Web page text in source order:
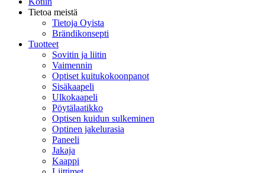
Tietoa meistä
Tietoja Oyista
Brändikonsepti
Tuotteet
Sovitin ja liitin
Vaimennin
Optiset kuitukokoonpanot
Sisäkaapeli
Ulkokaapeli
Pöytälaatikko
Optisen kuidun sulkeminen
Optinen jakelurasia
Paneeli
Jakaja
Kaappi